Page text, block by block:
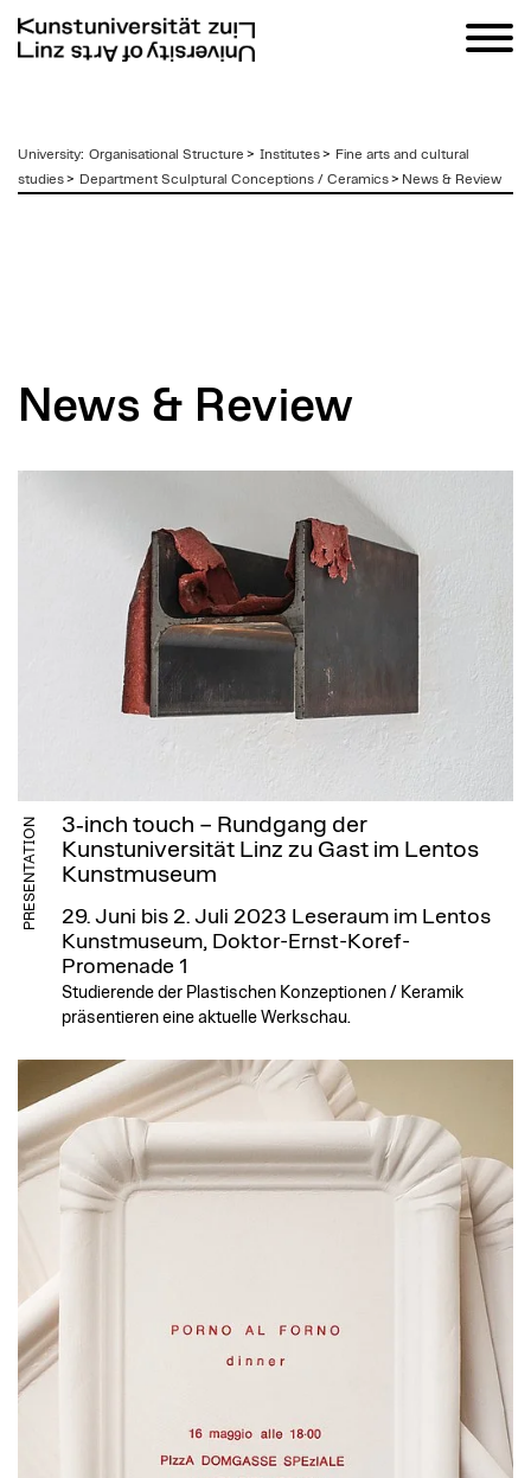
zum
Inhalt
University: Organisational Structure > Institutes> Fine arts and cultural
studies> Department Sculptural Conceptions / Ceramics> News & Review
News & Review
PRESENTATION
3‑inch touch – Rundgang der
Kunstuniversität Linz zu Gast im Lentos
Kunstmuseum
29. Juni bis 2. Juli 2023 Leseraum im Lentos
Kunstmuseum, Doktor-Ernst-Koref-
Promenade 1
Studierende der Plastischen Konzeptionen / Keramik
präsentieren eine aktuelle Werkschau.